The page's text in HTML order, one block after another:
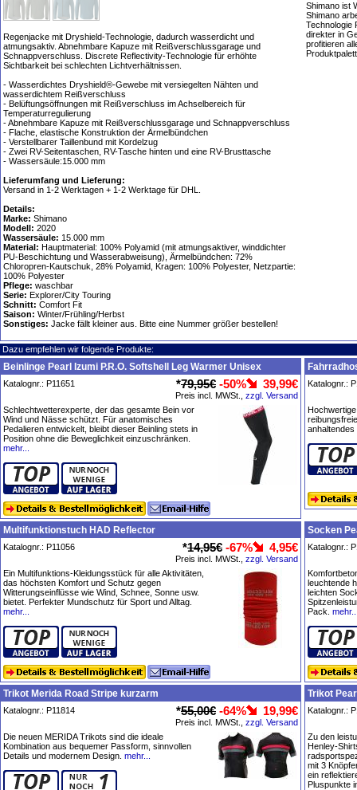
Regenjacke mit Dryshield-Technologie, dadurch wasserdicht und
atmungsaktiv. Abnehmbare Kapuze mit Reißverschlussgarage und
Schnappverschluss. Discrete Reflectivity-Technologie für erhöhte
Sichtbarkeit bei schlechten Lichtverhältnissen.
- Wasserdichtes Dryshield®-Gewebe mit versiegelten Nähten und
wasserdichtem Reißverschluss
- Belüftungsöffnungen mit Reißverschluss im Achselbereich für
Temperaturregulierung
- Abnehmbare Kapuze mit Reißverschlussgarage und Schnappverschluss
- Flache, elastische Konstruktion der Ärmelbündchen
- Verstellbarer Taillenbund mit Kordelzug
- Zwei RV-Seitentaschen, RV-Tasche hinten und eine RV-Brusttasche
- Wassersäule:15.000 mm
Lieferumfang und Lieferung:
Versand in 1-2 Werktagen + 1-2 Werktage für DHL.
Details:
Marke: Shimano
Modell: 2020
Wassersäule: 15.000 mm
Material: Hauptmaterial: 100% Polyamid (mit atmungsaktiver, winddichter
PU-Beschichtung und Wasserabweisung), Ärmelbündchen: 72%
Chloropren-Kautschuk, 28% Polyamid, Kragen: 100% Polyester, Netzpartie:
100% Polyester
Pflege: waschbar
Serie: Explorer/City Touring
Schnitt: Comfort Fit
Saison: Winter/Frühling/Herbst
Sonstiges: Jacke fällt kleiner aus. Bitte eine Nummer größer bestellen!
Shimano ist
Shimano
Technologie
direkter in
profitieren
Dazu empfehlen wir folgende Produkte:
Beinlinge Pearl Izumi P.R.O. Softshell Leg Warmer Unisex
Katalognr.: P11651 *79,95€ -50% 39,99€
Preis incl. MWSt., zzgl. Versand
Schlechtwetterexperte, der das gesamte Bein vor
Wind und Nässe schützt. Für anatomisches
Pedalieren entwickelt, bleibt dieser Beinling stets in
Position ohne die Beweglichkeit einzuschränken.
mehr...
Katalognr.:
Multifunktionstuch HAD Reflector
Katalognr.: P11056 *14,95€ -67% 4,95€
Preis incl. MWSt., zzgl. Versand
Ein Multifunktions-Kleidungsstück für alle Aktivitäten,
das höchsten Komfort und Schutz gegen
Witterungseinflüsse wie Wind, Schnee, Sonne usw.
bietet. Perfekter Mundschutz für Sport und Alltag.
mehr...
Socken
Katalognr.:
leuchtende
leichten
Pack.
Trikot Merida Road Stripe kurzarm
Katalognr.: P11814 *55,00€ -64% 19,99€
Preis incl. MWSt., zzgl. Versand
Die neuen MERIDA Trikots sind die ideale
Kombination aus bequemer Passform, sinnvollen
Details und modernem Design. mehr...
Trikot
Katalognr.:
Zu den
Henley-
mit 3
ein
Pluspunkte